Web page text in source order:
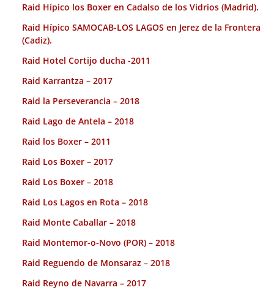
Raid Hípico los Boxer en Cadalso de los Vidrios (Madrid).
Raid Hípico SAMOCAB-LOS LAGOS en Jerez de la Frontera
(Cadiz).
Raid Hotel Cortijo ducha -2011
Raid Karrantza – 2017
Raid la Perseverancia – 2018
Raid Lago de Antela – 2018
Raid los Boxer – 2011
Raid Los Boxer – 2017
Raid Los Boxer – 2018
Raid Los Lagos en Rota – 2018
Raid Monte Caballar – 2018
Raid Montemor-o-Novo (POR) – 2018
Raid Reguendo de Monsaraz – 2018
Raid Reyno de Navarra – 2017